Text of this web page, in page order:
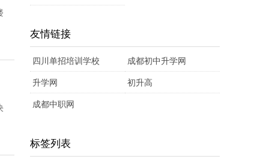
友情链接
四川单招培训学校 成都初中升学网
升学网 初升高
成都中职网
标签列表